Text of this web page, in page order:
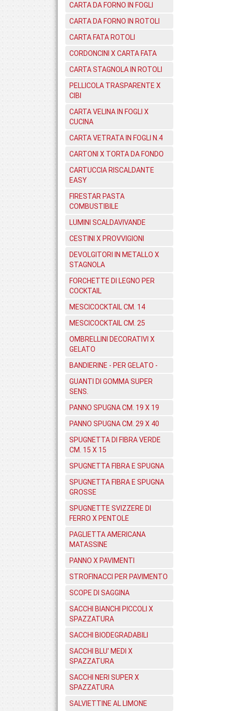
CARTA DA FORNO IN FOGLI
CARTA DA FORNO IN ROTOLI
CARTA FATA ROTOLI
CORDONCINI X CARTA FATA
CARTA STAGNOLA IN ROTOLI
PELLICOLA TRASPARENTE X
CIBI
CARTA VELINA IN FOGLI X
CUCINA
CARTA VETRATA IN FOGLI N.4
CARTONI X TORTA DA FONDO
CARTUCCIA RISCALDANTE
EASY
FIRESTAR PASTA
COMBUSTIBILE
LUMINI SCALDAVIVANDE
CESTINI X PROVVIGIONI
DEVOLGITORI IN METALLO X
STAGNOLA
FORCHETTE DI LEGNO PER
COCKTAIL
MESCICOCKTAIL CM. 14
MESCICOCKTAIL CM. 25
OMBRELLINI DECORATIVI X
GELATO
BANDIERINE - PER GELATO -
GUANTI DI GOMMA SUPER
SENS.
PANNO SPUGNA CM. 19 X 19
PANNO SPUGNA CM. 29 X 40
SPUGNETTA DI FIBRA VERDE
CM. 15 X 15
SPUGNETTA FIBRA E SPUGNA
SPUGNETTA FIBRA E SPUGNA
GROSSE
SPUGNETTE SVIZZERE DI
FERRO X PENTOLE
PAGLIETTA AMERICANA
MATASSINE
PANNO X PAVIMENTI
STROFINACCI PER PAVIMENTO
SCOPE DI SAGGINA
SACCHI BIANCHI PICCOLI X
SPAZZATURA
SACCHI BIODEGRADABILI
SACCHI BLU' MEDI X
SPAZZATURA
SACCHI NERI SUPER X
SPAZZATURA
SALVIETTINE AL LIMONE